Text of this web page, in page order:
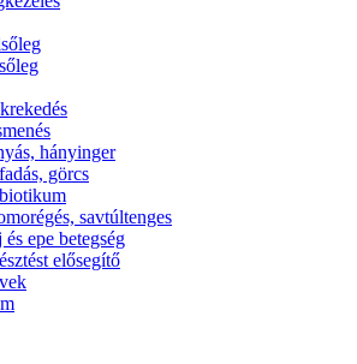
hányinger
görcs
savtúltenges
epe betegség
elősegítő